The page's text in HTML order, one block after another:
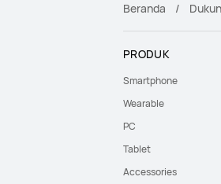
Beranda
PRODUK
Smartphone
Wearable
PC
Tablet
Accessories